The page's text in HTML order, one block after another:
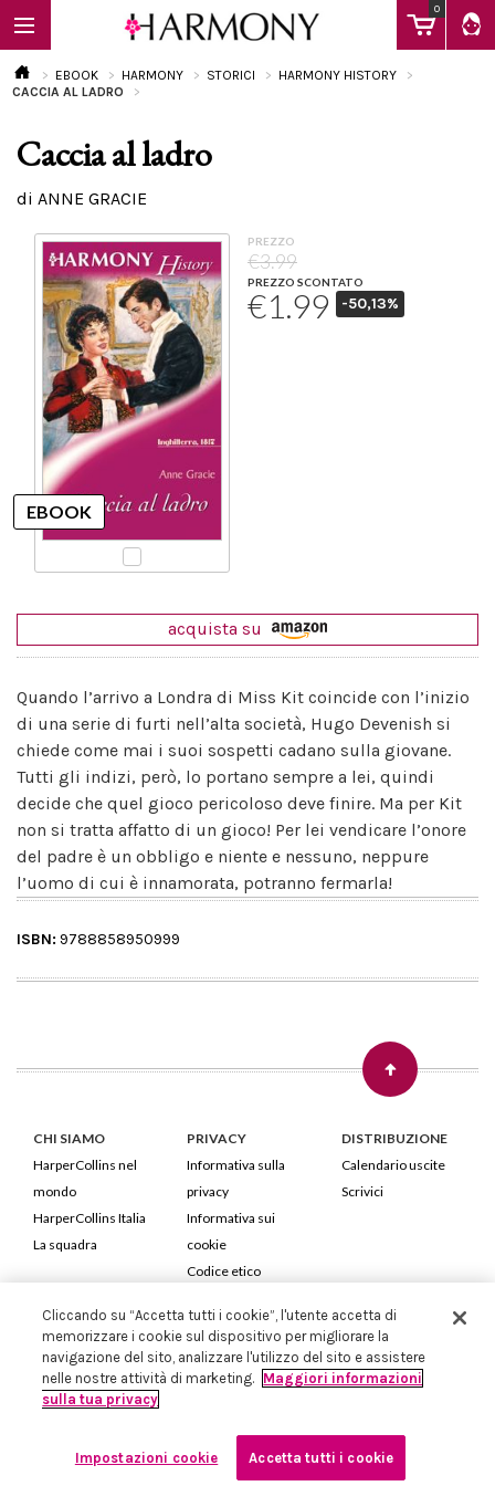
0
EBOOK
Calendario
EBOOK HARMONY STORICI
HARMONY HISTORY
CACCIA AL LADRO
Caccia al ladro
di ANNE GRACIE
PREZZO
€3.99
PREZZO SCONTATO
€1.99 -50,13%
acquista su
Quando l’arrivo a Londra di Miss Kit coincide con l’inizio
di una serie di furti nell’alta società, Hugo Devenish si
chiede come mai i suoi sospetti cadano sulla giovane.
Tutti gli indizi, però, lo portano sempre a lei, quindi
decide che quel gioco pericoloso deve finire. Ma per Kit
non si tratta affatto di un gioco! Per lei vendicare l’onore
del padre è un obbligo e niente e nessuno, neppure
l’uomo di cui è innamorata, potranno fermarla!
ISBN: 9788858950999
CHI SIAMO
HarperCollins nel
mondo
HarperCollins Italia
La squadra
PRIVACY
Informativa sulla
privacy
Informativa sui
cookie
Codice etico
DISTRIBUZIONE
Calendario uscite
Scrivici
HarperCollins Italia S.p.A. Viale Monte Nero, 84 - 20135 Milano
Cod. Fiscale e P.IVA 05946780151 - Capitale Sociale 258.250 €
Iscritta in Milano al Registro delle imprese nr.198004 e REA nr.1051898
Cliccando su “Accetta tutti i cookie”, l'utente accetta di
memorizzare i cookie sul dispositivo per migliorare la
navigazione del sito, analizzare l'utilizzo del sito e assistere
nelle nostre attività di marketing. Maggiori informazioni
sulla tua privacy
Impostazioni cookie Accetta tutti i cookie